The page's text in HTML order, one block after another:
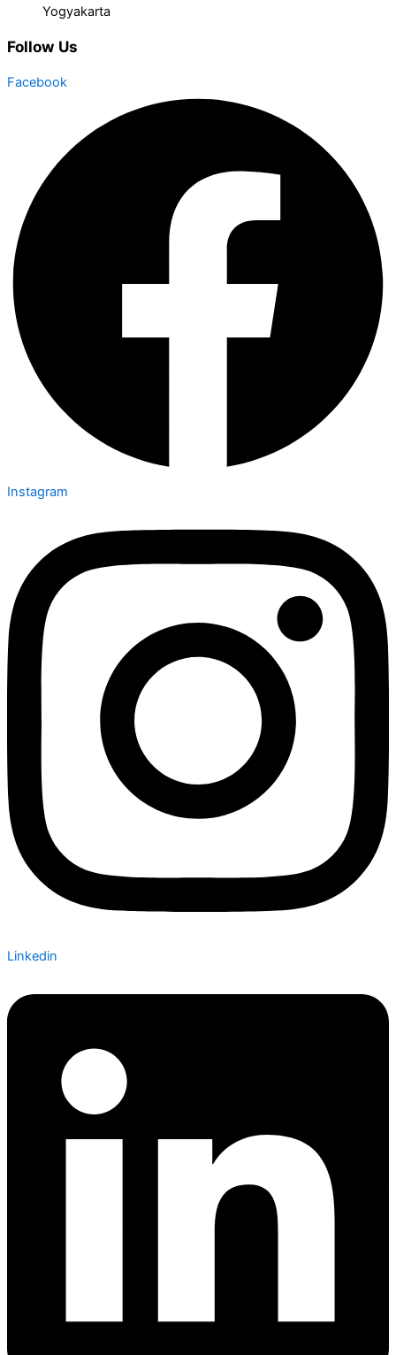
Yogyakarta
Follow Us
Facebook
Instagram
Linkedin